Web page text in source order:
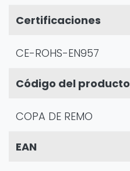
Certificaciones
CE-ROHS-EN957
Código del producto
COPA DE REMO
EAN